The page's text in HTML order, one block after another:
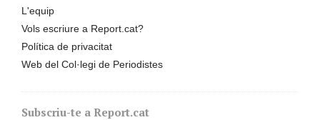
L'equip
Vols escriure a Report.cat?
Política de privacitat
Web del Col·legi de Periodistes
Subscriu-te a Report.cat